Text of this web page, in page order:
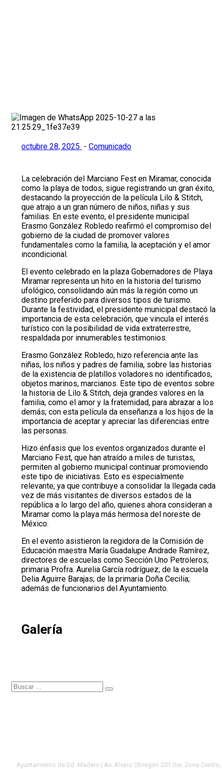
octubre 28, 2025 - Comunicado
La celebración del Marciano Fest en Miramar, conocida
como la playa de todos, sigue registrando un gran éxito,
destacando la proyección de la película Lilo & Stitch,
que atrajo a un gran número de niños, niñas y sus
familias. En este evento, el presidente municipal
Erasmo González Robledo reafirmó el compromiso del
gobierno de la ciudad de promover valores
fundamentales como la familia, la aceptación y el amor
incondicional.
El evento celebrado en la plaza Gobernadores de Playa
Miramar representa un hito en la historia del turismo
ufológico, consolidando aún más la región como un
destino preferido para diversos tipos de turismo.
Durante la festividad, el presidente municipal destacó la
importancia de esta celebración, que vincula el interés
turístico con la posibilidad de vida extraterrestre,
respaldada por innumerables testimonios.
Erasmo González Robledo, hizo referencia ante las
niñas, los niños y padres de familia, sobre las historias
de la existencia de platillos voladores no identificados,
objetos marinos, marcianos. Este tipo de eventos sobre
la historia de Lilo & Stitch, deja grandes valores en la
familia, como el amor y la fraternidad, para abrazar a los
demás; con esta película da enseñanza a los hijos de la
importancia de aceptar y apreciar las diferencias entre
las personas.
Hizo énfasis que los eventos organizados durante el
Marciano Fest, que han atraído a miles de turistas,
permiten al gobierno municipal continuar promoviendo
este tipo de iniciativas. Esto es especialmente
relevante, ya que contribuye a consolidar la llegada cada
vez de más visitantes de diversos estados de la
república a lo largo del año, quienes ahora consideran a
Miramar como la playa más hermosa del noreste de
México.
En el evento asistieron la regidora de la Comisión de
Educación maestra María Guadalupe Andrade Ramírez,
directores de escuelas como Sección Uno Petroleros;
primaria Profra. Aurelia García rodríguez; de la escuela
Delia Aguirre Barajas; de la primaria Doña Cecilia;
además de funcionarios del Ayuntamiento.
Galería
Ayuntamiento de Cd. Madero | Av. Álvaro Obregón 201 Sur, Zona Centro,